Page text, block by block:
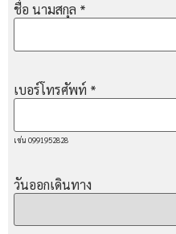
ชื่อ นามสกุล *
เบอร์โทรศัพท์ *
เช่น 0991952828
วันออกเดินทาง